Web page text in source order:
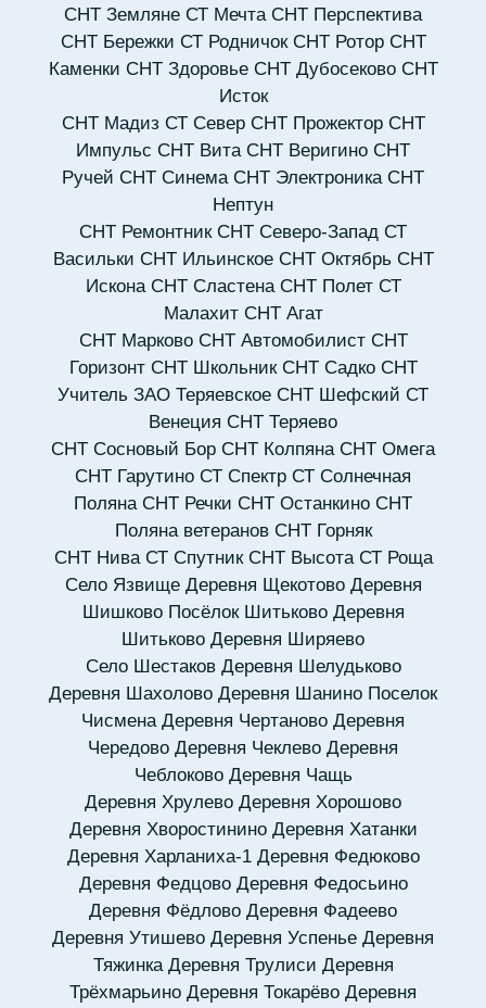
СНТ Земляне СТ Мечта СНТ Перспектива
СНТ Бережки СТ Родничок СНТ Ротор СНТ
Каменки СНТ Здоровье СНТ Дубосеково СНТ
Исток
СНТ Мадиз СТ Север СНТ Прожектор СНТ
Импульс СНТ Вита СНТ Веригино СНТ
Ручей СНТ Синема СНТ Электроника СНТ
Нептун
СНТ Ремонтник СНТ Северо-Запад СТ
Васильки СНТ Ильинское СНТ Октябрь СНТ
Искона СНТ Сластена СНТ Полет СТ
Малахит СНТ Агат
СНТ Марково СНТ Автомобилист СНТ
Горизонт СНТ Школьник СНТ Садко СНТ
Учитель ЗАО Теряевское СНТ Шефский СТ
Венеция СНТ Теряево
СНТ Сосновый Бор СНТ Колпяна СНТ Омега
СНТ Гарутино СТ Спектр СТ Солнечная
Поляна СНТ Речки СНТ Останкино СНТ
Поляна ветеранов СНТ Горняк
СНТ Нива СТ Спутник СНТ Высота СТ Роща
Село Язвище Деревня Щекотово Деревня
Шишково Посёлок Шитьково Деревня
Шитьково Деревня Ширяево
Село Шестаков Деревня Шелудьково
Деревня Шахолово Деревня Шанино Поселок
Чисмена Деревня Чертаново Деревня
Чередово Деревня Чеклево Деревня
Чеблоково Деревня Чащь
Деревня Хрулево Деревня Хорошово
Деревня Хворостинино Деревня Хатанки
Деревня Харланиха-1 Деревня Федюково
Деревня Федцово Деревня Федосьино
Деревня Фёдлово Деревня Фадеево
Деревня Утишево Деревня Успенье Деревня
Тяжинка Деревня Трулиси Деревня
Трёхмарьино Деревня Токарёво Деревня